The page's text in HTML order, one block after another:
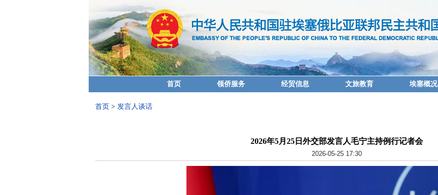
首页 领侨服务 经贸信息 文旅教育 埃塞概况
首页 > 发言人谈话
2026年5月25日外交部发言人毛宁主持例行记者会
2026-05-25 17:30